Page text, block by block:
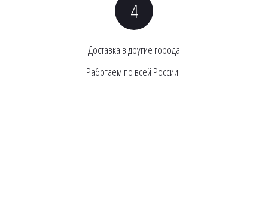
Доставка в другие города
Работаем по всей России.